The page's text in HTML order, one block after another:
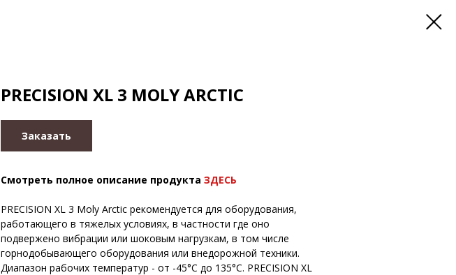
PRECISION XL 3 MOLY ARCTIC
Заказать
Смотреть полное описание продукта ЗДЕСЬ
PRECISION XL 3 Moly Arctic рекомендуется для оборудования,
работающего в тяжелых условиях, в частности где оно
подвержено вибрации или шоковым нагрузкам, в том числе
горнодобывающего оборудования или внедорожной техники.
Диапазон рабочих температур - от -45°С до 135°С. PRECISION XL